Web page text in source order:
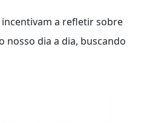
incentivam a refletir sobre
nosso dia a dia, buscando